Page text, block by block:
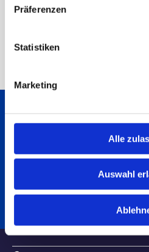
Präferenzen
Statistiken
Marketing
Alle
Auswahl
Partage Munz